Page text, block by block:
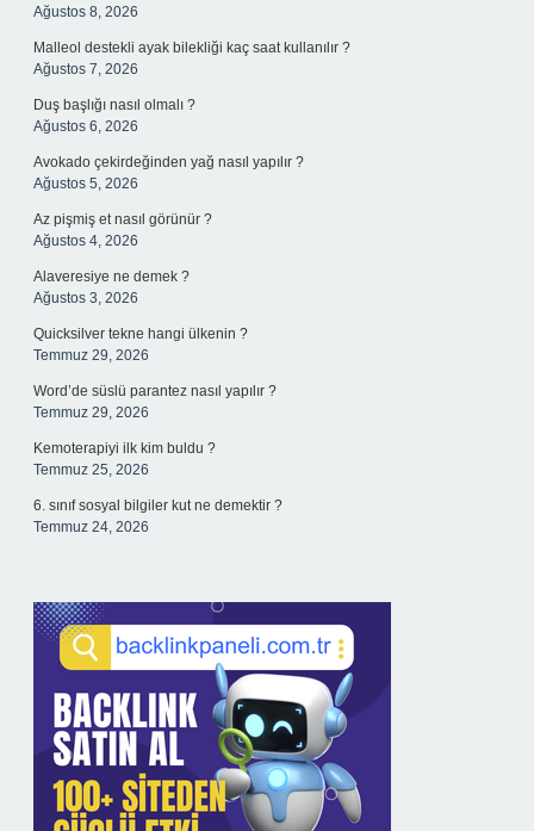
Ağustos 8, 2026
Malleol destekli ayak bilekliği kaç saat kullanılır ?
Ağustos 7, 2026
Duş başlığı nasıl olmalı ?
Ağustos 6, 2026
Avokado çekirdeğinden yağ nasıl yapılır ?
Ağustos 5, 2026
Az pişmiş et nasıl görünür ?
Ağustos 4, 2026
Alaveresiye ne demek ?
Ağustos 3, 2026
Quicksilver tekne hangi ülkenin ?
Temmuz 29, 2026
Word’de süslü parantez nasıl yapılır ?
Temmuz 29, 2026
Kemoterapiyi ilk kim buldu ?
Temmuz 25, 2026
6. sınıf sosyal bilgiler kut ne demektir ?
Temmuz 24, 2026